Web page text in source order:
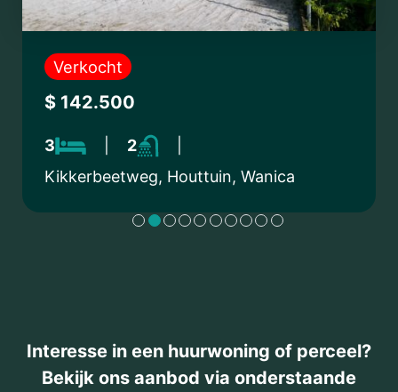
Verkocht
$ 142.500
3 2
Kikkerbeetweg, Houttuin, Wanica
Interesse in een huurwoning of perceel?
Bekijk ons aanbod via onderstaande